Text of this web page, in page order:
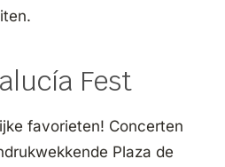
Fest
favorieten! Concerten
Plaza de